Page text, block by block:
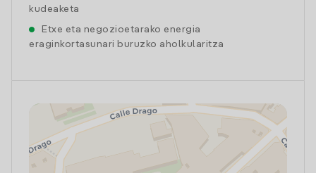
kudeaketa
Etxe eta negozioetarako energia
eraginkortasunari buruzko aholkularitza